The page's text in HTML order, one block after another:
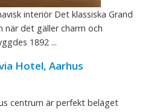
interiör Det klassiska Grand
när det gäller charm och
1892 ...
Hotel, Aarhus
centrum är perfekt beläget